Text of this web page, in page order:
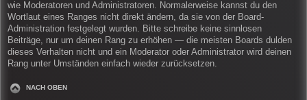
wie Moderatoren und Administratoren. Normalerweise kannst du den
Wortlaut eines Ranges nicht direkt ändern, da sie von der Board-
Administration festgelegt wurden. Bitte schreibe keine sinnlosen
Beiträge, nur um deinen Rang zu erhöhen — die meisten Boards dulden
dieses Verhalten nicht und ein Moderator oder Administrator wird deinen
Rang unter Umständen einfach wieder zurücksetzen.
NACH OBEN